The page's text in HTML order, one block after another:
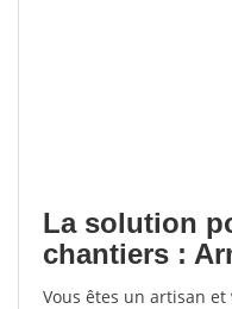
La solution
chantiers :
Vous êtes un artisan